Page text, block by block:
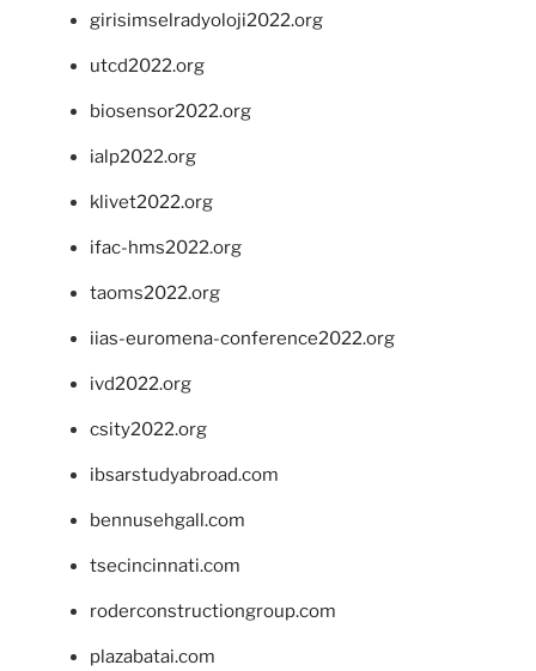
girisimselradyoloji2022.org
utcd2022.org
biosensor2022.org
ialp2022.org
klivet2022.org
ifac-hms2022.org
taoms2022.org
iias-euromena-conference2022.org
ivd2022.org
csity2022.org
ibsarstudyabroad.com
bennusehgall.com
tsecincinnati.com
roderconstructiongroup.com
plazabatai.com